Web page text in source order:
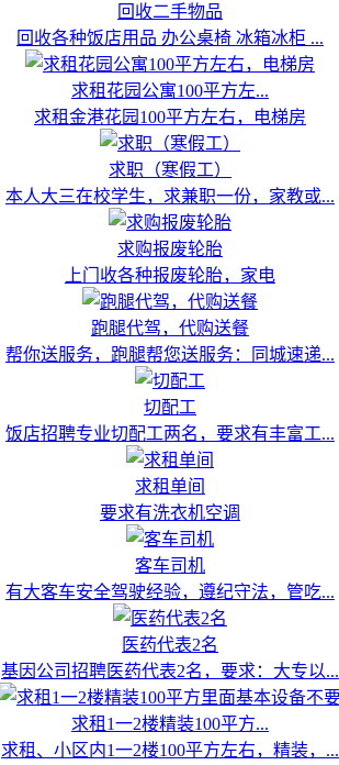
回收二手物品
回收各种饭店用品 办公桌椅 冰箱冰柜 ...
求租花园公寓100平方左...
求租金港花园100平方左右，电梯房
求职（寒假工）
本人大三在校学生，求兼职一份，家教或...
求购报废轮胎
上门收各种报废轮胎，家电
跑腿代驾，代购送餐
帮你送服务，跑腿帮您送服务：同城速递...
切配工
饭店招聘专业切配工两名，要求有丰富工...
求租单间
要求有洗衣机空调
客车司机
有大客车安全驾驶经验，遵纪守法，管吃...
医药代表2名
基因公司招聘医药代表2名，要求：大专以...
求租1一2楼精装100平方...
求租、小区内1一2楼100平方左右，精装，...